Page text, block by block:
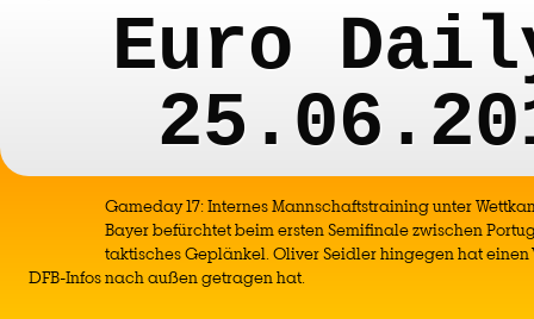
Euro
Gameday 17: Internes Mannschaftstraining unter
Bayer befürchtet beim ersten Semifinale zwischen
taktisches Geplänkel. Oliver Seidler hingegen hat
DFB-Infos nach außen getragen hat.